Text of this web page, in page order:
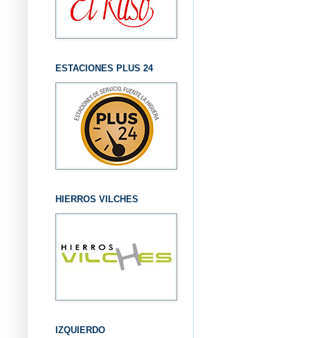
ESTACIONES PLUS 24
HIERROS VILCHES
IZQUIERDO